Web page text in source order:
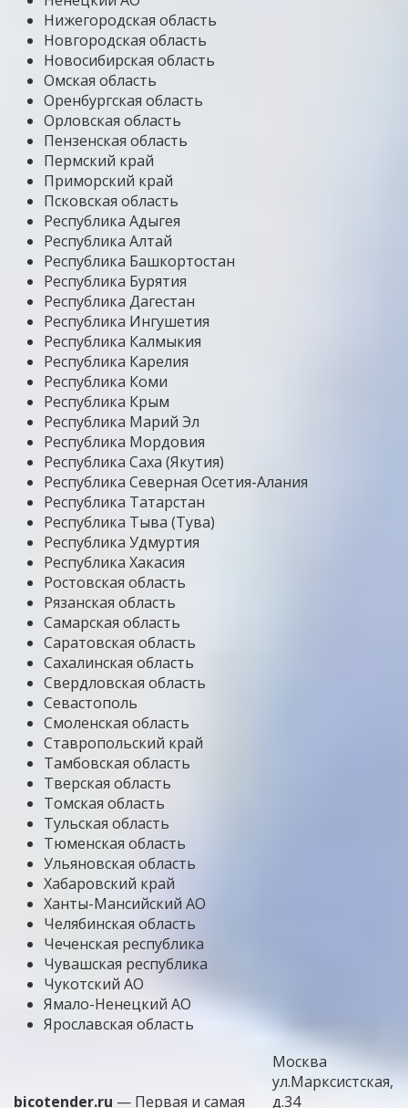
Нижегородская область
Новгородская область
Новосибирская область
Омская область
Оренбургская область
Орловская область
Пензенская область
Пермский край
Приморский край
Псковская область
Республика Адыгея
Республика Алтай
Республика Башкортостан
Республика Бурятия
Республика Дагестан
Республика Ингушетия
Республика Калмыкия
Республика Карелия
Республика Коми
Республика Крым
Республика Марий Эл
Республика Мордовия
Республика Саха (Якутия)
Республика Северная Осетия-Алания
Республика Татарстан
Республика Тыва (Тува)
Республика Удмуртия
Республика Хакасия
Ростовская область
Рязанская область
Самарская область
Саратовская область
Сахалинская область
Свердловская область
Севастополь
Смоленская область
Ставропольский край
Тамбовская область
Тверская область
Томская область
Тульская область
Тюменская область
Ульяновская область
Хабаровский край
Ханты-Мансийский АО
Челябинская область
Чеченская республика
Чувашская республика
Чукотский АО
Ямало-Ненецкий АО
Ярославская область
bicotender.ru — Первая и самая
Москва
ул.Марксистская,
д.34